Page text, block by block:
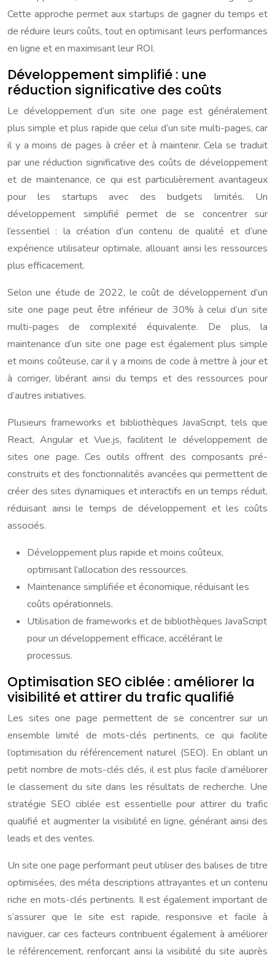
Cette approche permet aux startups de gagner du temps et
de réduire leurs coûts, tout en optimisant leurs performances
en ligne et en maximisant leur ROI.
Développement simplifié : une
réduction significative des coûts
Le développement d’un site one page est généralement
plus simple et plus rapide que celui d’un site multi-pages, car
il y a moins de pages à créer et à maintenir. Cela se traduit
par une réduction significative des coûts de développement
et de maintenance, ce qui est particulièrement avantageux
pour les startups avec des budgets limités. Un
développement simplifié permet de se concentrer sur
l’essentiel : la création d’un contenu de qualité et d’une
expérience utilisateur optimale, allouant ainsi les ressources
plus efficacement.
Selon une étude de 2022, le coût de développement d’un
site one page peut être inférieur de 30% à celui d’un site
multi-pages de complexité équivalente. De plus, la
maintenance d’un site one page est également plus simple
et moins coûteuse, car il y a moins de code à mettre à jour et
à corriger, libérant ainsi du temps et des ressources pour
d’autres initiatives.
Plusieurs frameworks et bibliothèques JavaScript, tels que
React, Angular et Vue.js, facilitent le développement de
sites one page. Ces outils offrent des composants pré-
construits et des fonctionnalités avancées qui permettent de
créer des sites dynamiques et interactifs en un temps réduit,
réduisant ainsi le temps de développement et les coûts
associés.
Développement plus rapide et moins coûteux,
optimisant l’allocation des ressources.
Maintenance simplifiée et économique, réduisant les
coûts opérationnels.
Utilisation de frameworks et de bibliothèques JavaScript
pour un développement efficace, accélérant le
processus.
Optimisation SEO ciblée : améliorer la
visibilité et attirer du trafic qualifié
Les sites one page permettent de se concentrer sur un
ensemble limité de mots-clés pertinents, ce qui facilite
l’optimisation du référencement naturel (SEO). En ciblant un
petit nombre de mots-clés clés, il est plus facile d’améliorer
le classement du site dans les résultats de recherche. Une
stratégie SEO ciblée est essentielle pour attirer du trafic
qualifié et augmenter la visibilité en ligne, générant ainsi des
leads et des ventes.
Un site one page performant peut utiliser des balises de titre
optimisées, des méta descriptions attrayantes et un contenu
riche en mots-clés pertinents. Il est également important de
s’assurer que le site est rapide, responsive et facile à
naviguer, car ces facteurs contribuent également à améliorer
le référencement, renforçant ainsi la visibilité du site auprès